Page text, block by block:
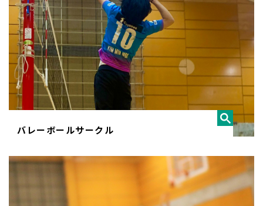
バレーボールサークル